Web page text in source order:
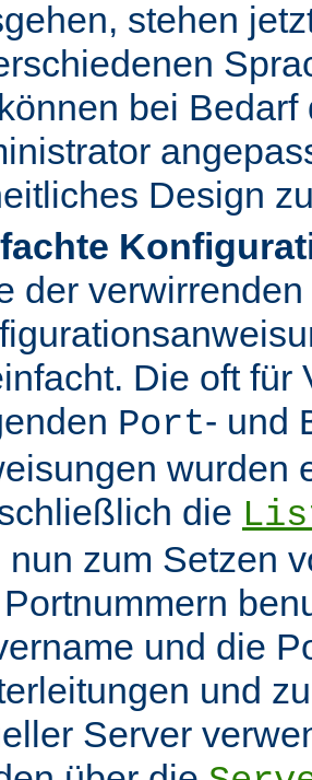
stehen
bei Bedarf
Design
der verwirrenden
Die oft für
Port- und
wurden
die
nun zum Setzen
und die
und
Server